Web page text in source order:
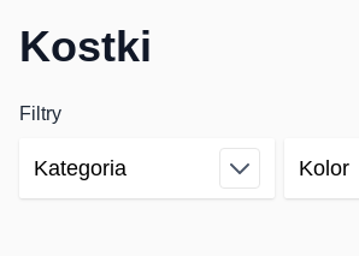
Kostki
Filtry
Skip to product list
Kategoria
filter
Kolor